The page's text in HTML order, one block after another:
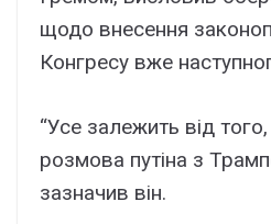
щодо внесення
Конгресу вже
“Усе залежить від
розмова путіна з
зазначив він.